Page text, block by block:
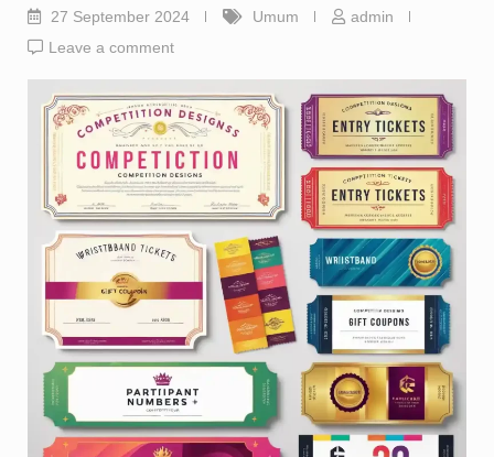
27 September 2024 Umum
admin
Leave a comment